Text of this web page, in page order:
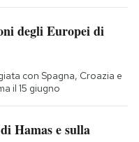
degli Europei di
con Spagna, Croazia e
il 15 giugno
Hamas e sulla